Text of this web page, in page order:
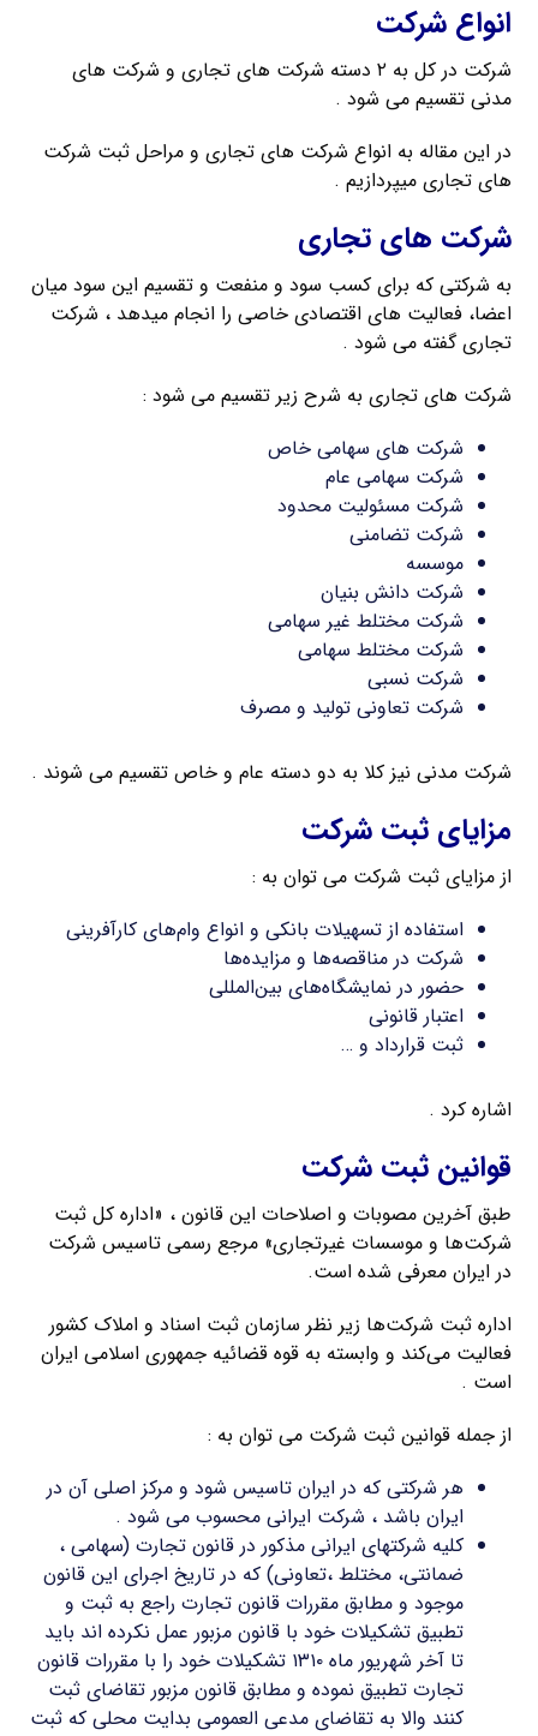
انواع شرکت
شرکت در کل به ۲ دسته شرکت های تجاری و شرکت های
مدنی تقسیم می شود .
در این مقاله به انواع شرکت های تجاری و مراحل ثبت شرکت
های تجاری میپردازیم .
شرکت های تجاری
به شرکتی که برای کسب سود و منفعت و تقسیم این سود میان
اعضا، فعالیت های اقتصادی خاصی را انجام میدهد ، شرکت
تجاری گفته می شود .
شرکت های تجاری به شرح زیر تقسیم می شود :
شرکت های سهامی خاص
شرکت سهامی عام
شرکت مسئولیت محدود
شرکت تضامنی
موسسه
شرکت دانش بنیان
شرکت مختلط غیر سهامی
شرکت مختلط سهامی
شرکت نسبی
شرکت تعاونی تولید و مصرف
شرکت مدنی نیز کلا به دو دسته عام و خاص تقسیم می شوند .
مزایای ثبت شرکت
از مزایای ثبت شرکت می توان به :
استفاده از تسهیلات بانکی و انواع وام‌های کارآفرینی
شرکت در مناقصه‌ها و مزایده‌ها
حضور در نمایشگاه‌های بین‌المللی
اعتبار قانونی
ثبت قرارداد و …
اشاره کرد .
قوانین ثبت شرکت
طبق آخرین مصوبات و اصلاحات این قانون ، «اداره کل ثبت
شرکت‌ها و موسسات غیرتجاری» مرجع رسمی تاسیس شرکت
در ایران معرفی شده است.
اداره ثبت شرکت‌ها زیر نظر سازمان ثبت اسناد و املاک کشور
فعالیت می‌کند و وابسته به قوه قضائیه جمهوری اسلامی ایران
است .
از جمله قوانین ثبت شرکت می توان به :
هر شرکتی که در ایران تاسیس شود و مرکز اصلی آن در
ایران باشد ، شرکت ایرانی محسوب می شود .
کلیه شرکتهای ایرانی مذکور در قانون تجارت (سهامی ،
ضمانتی، مختلط ،تعاونی) که در تاریخ اجرای این قانون
موجود و مطابق مقررات قانون تجارت راجع به ثبت و
تطبیق تشکیلات خود با قانون مزبور عمل نکرده اند باید
تا آخر شهریور ماه ۱۳۱۰ تشکیلات خود را با مقررات قانون
تجارت تطبیق نموده و مطابق قانون مزبور تقاضای ثبت
کنند والا به تقاضای مدعی العمومی بدایت محلی که ثبت